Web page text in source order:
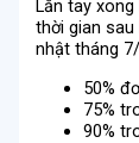
Lăn tay
thời gian
nhật tháng
50%
75%
90%